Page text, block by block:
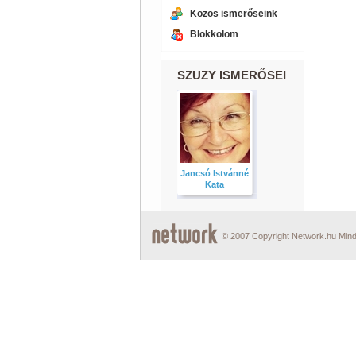
Közös ismerőseink
Blokkolom
SZUZY ISMERŐSEI
Jancsó Istvánné
Kata
© 2007 Copyright Network.hu